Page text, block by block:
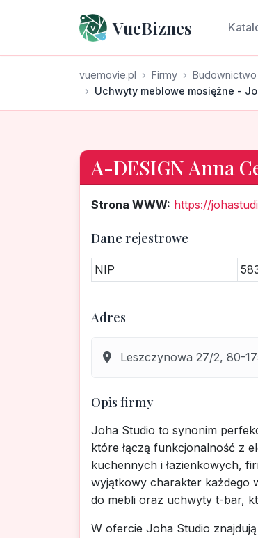
VueBiznes
vuemovie.pl Firmy
Uchwyty meblowe mosiężne -
A-DESIGN Anna
Strona WWW: https://
Dane rejestrowe
NIP
Adres
Leszczynowa 27/2, 80-
Opis firmy
Joha Studio to synonim
które łączą funkcjonalność z
kuchennych i łazienkowych,
wyjątkowy charakter każdego
do mebli oraz uchwyty t-bar,
W ofercie Joha Studio